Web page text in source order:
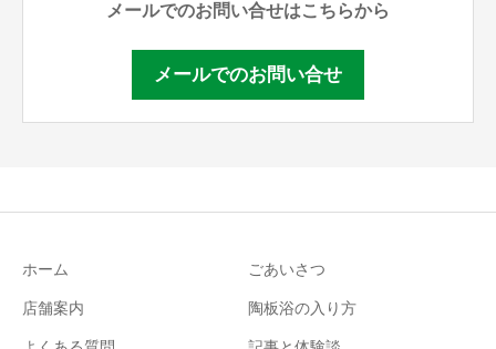
メールでのお問い合せはこちらから
メールでのお問い合せ
ホーム ごあいさつ
店舗案内 陶板浴の入り方